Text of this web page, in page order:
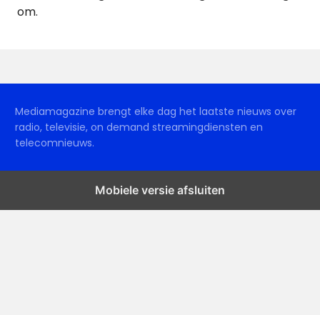
om.
Mediamagazine brengt elke dag het laatste nieuws over
radio, televisie, on demand streamingdiensten en
telecomnieuws.
Mobiele versie afsluiten